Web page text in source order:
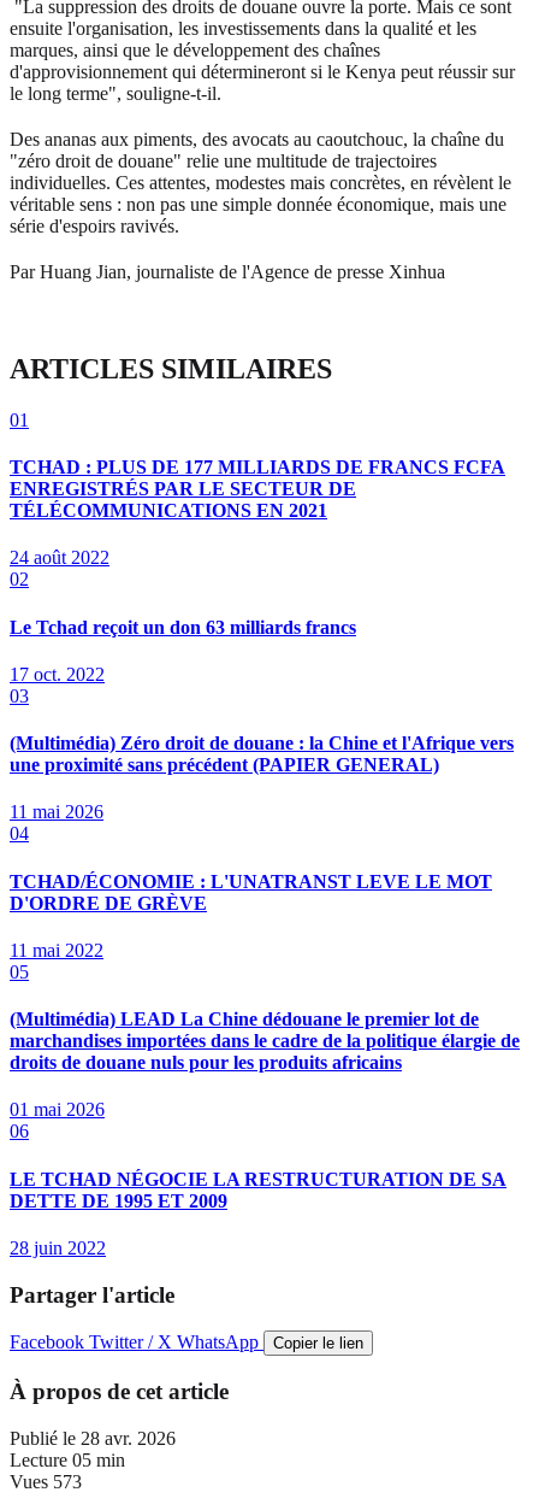
"La suppression des droits de douane ouvre la porte. Mais ce sont
ensuite l'organisation, les investissements dans la qualité et les
marques, ainsi que le développement des chaînes
d'approvisionnement qui détermineront si le Kenya peut réussir sur
le long terme", souligne-t-il.
Des ananas aux piments, des avocats au caoutchouc, la chaîne du
"zéro droit de douane" relie une multitude de trajectoires
individuelles. Ces attentes, modestes mais concrètes, en révèlent le
véritable sens : non pas une simple donnée économique, mais une
série d'espoirs ravivés.
Par Huang Jian, journaliste de l'Agence de presse Xinhua
ARTICLES SIMILAIRES
01
TCHAD : PLUS DE 177 MILLIARDS DE FRANCS FCFA
ENREGISTRÉS PAR LE SECTEUR DE
TÉLÉCOMMUNICATIONS EN 2021
24 août 2022
02
Le Tchad reçoit un don 63 milliards francs
17 oct. 2022
03
(Multimédia) Zéro droit de douane : la Chine et l'Afrique vers
une proximité sans précédent (PAPIER GENERAL)
11 mai 2026
04
TCHAD/ÉCONOMIE : L'UNATRANST LEVE LE MOT
D'ORDRE DE GRÈVE
11 mai 2022
05
(Multimédia) LEAD La Chine dédouane le premier lot de
marchandises importées dans le cadre de la politique élargie de
droits de douane nuls pour les produits africains
01 mai 2026
06
LE TCHAD NÉGOCIE LA RESTRUCTURATION DE SA
DETTE DE 1995 ET 2009
28 juin 2022
Partager l'article
Facebook Twitter / X WhatsApp Copier le lien
À propos de cet article
Publié le 28 avr. 2026
Lecture 05 min
Vues 573